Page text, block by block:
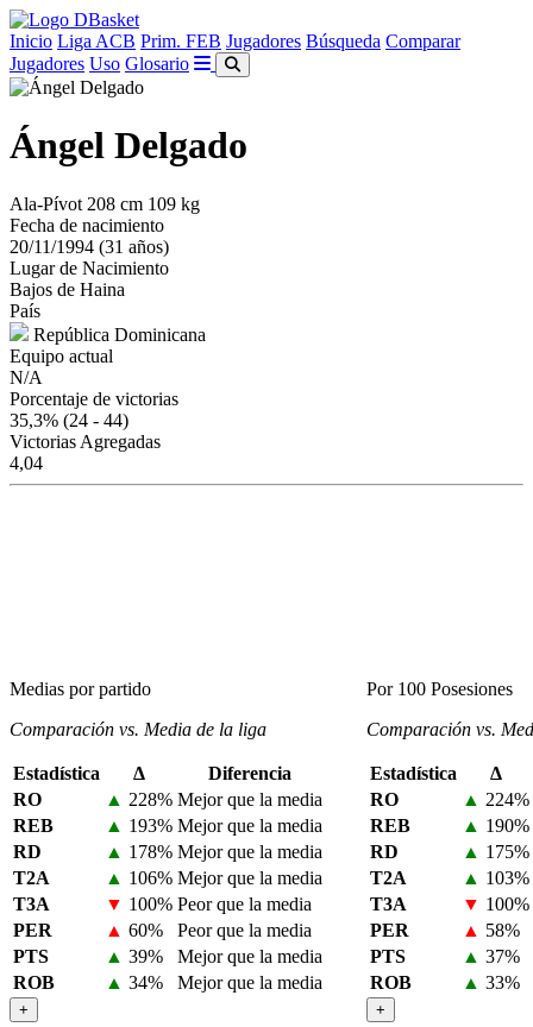
Inicio Liga ACB Prim. FEB Jugadores Búsqueda Comparar
Jugadores Uso Glosario
Ángel Delgado
Ala-Pívot 208 cm 109 kg
Fecha de nacimiento
20/11/1994 (31 años)
Lugar de Nacimiento
Bajos de Haina
País
República Dominicana
Equipo actual
N/A
Porcentaje de victorias
35,3% (24 - 44)
Victorias Agregadas
4,04
Medias por partido
Comparación vs. Media de la liga
Estadística Δ
Diferencia
RO
▲ 228% Mejor que la media
REB
▲ 193% Mejor que la media
RD
▲ 178% Mejor que la media
T2A
▲ 106% Mejor que la media
T3A
▼ 100% Peor que la media
PER
▲ 60%
Peor que la media
PTS
▲ 39%
Mejor que la media
ROB
▲ 34% Mejor que la media
+
Por 100 Posesiones
Comparación vs.
Estadística
Δ
RO
▲ 224%
REB
▲ 190%
RD
▲ 175%
T2A
▲ 103%
T3A
▼ 100%
PER
▲ 58%
PTS
▲ 37%
ROB
▲ 33%
+